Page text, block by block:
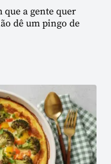
que a gente quer
dê um pingo de